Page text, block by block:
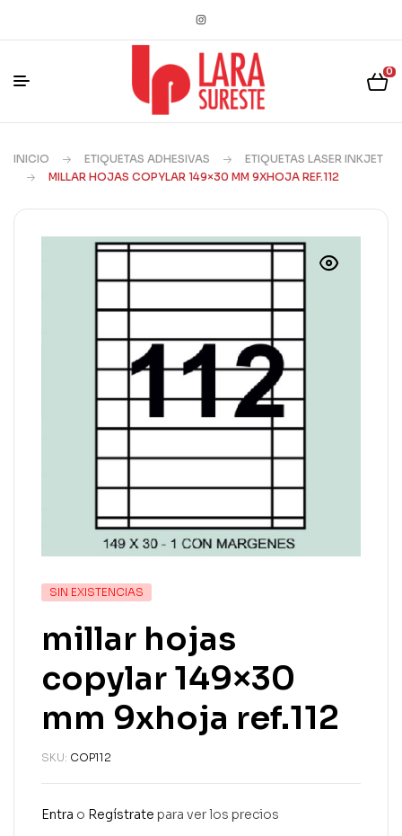
0
INICIO ETIQUETAS ADHESIVAS
ETIQUETAS LASER INKJET
MILLAR HOJAS COPYLAR 149×30 MM 9XHOJA REF.112
SIN EXISTENCIAS
millar hojas
copylar 149×30
mm 9xhoja ref.112
SKU: COP112
Entra o Regístrate para ver los precios